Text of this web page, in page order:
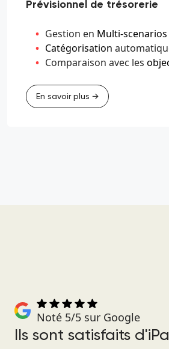
Prévisionnel de trésorerie
Gestion en Multi-scenarios
Catégorisation
Comparaison avec les
En savoir plus →
Noté 5/5 sur Google
Ils sont satisfaits